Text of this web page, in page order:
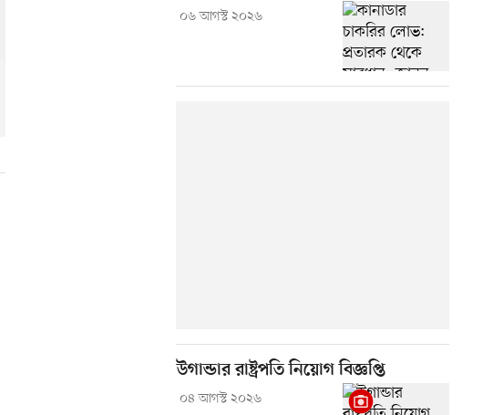
০৬ আগস্ট ২০২৬
উগান্ডার রাষ্ট্রপতি নিয়োগ বিজ্ঞপ্তি
০৪ আগস্ট ২০২৬